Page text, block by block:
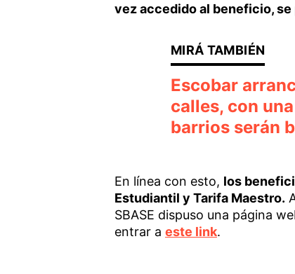
vez accedido al beneficio,
Escobar
calles, con
barrios serán
En línea con esto, los
Estudiantil y Tarifa Maestro.
SBASE dispuso una página
entrar a este link.